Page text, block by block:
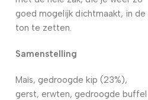
goed mogelijk dichtmaakt, in de
ton te zetten.
Samenstelling
Maïs, gedroogde kip (23%),
gerst, erwten, gedroogde buffel